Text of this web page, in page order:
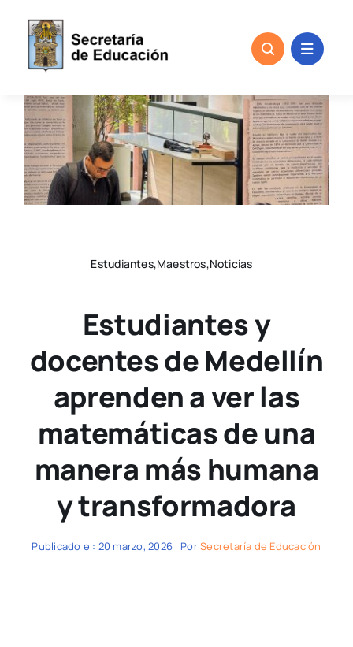
content
Estudiantes,Maestros,Noticias
Estudiantes y
docentes de Medellín
aprenden a ver las
matemáticas de una
manera más humana
y transformadora
Publicado el: 20 marzo, 2026 PorSecretaría de Educación